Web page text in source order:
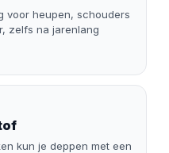
voor heupen, schouders
zelfs na jarenlang
kun je deppen met een